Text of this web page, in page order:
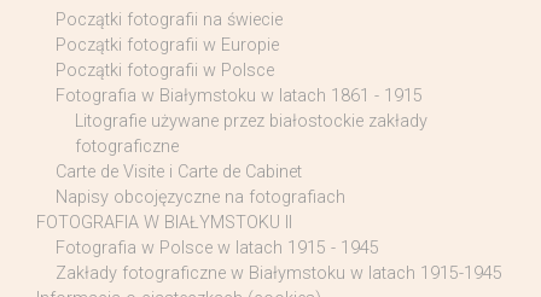
Początki fotografii na świecie
Początki fotografii w Europie
Początki fotografii w Polsce
Fotografia w Białymstoku w latach 1861 - 1915
Litografie używane przez białostockie zakłady
fotograficzne
Carte de Visite i Carte de Cabinet
Napisy obcojęzyczne na fotografiach
FOTOGRAFIA W BIAŁYMSTOKU II
Fotografia w Polsce w latach 1915 - 1945
Zakłady fotograficzne w Białymstoku w latach 1915-1945